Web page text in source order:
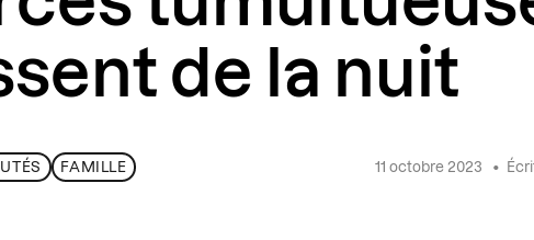
de la nuit
FAMILLE 11 octobre 2023 •